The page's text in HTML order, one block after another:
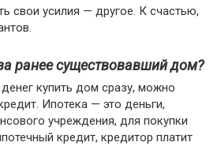
свои усилия — другое. К счастью,
ранее существовавший дом?
купить дом сразу, можно
Ипотека — это деньги,
учреждения, для покупки
кредит, кредитор платит